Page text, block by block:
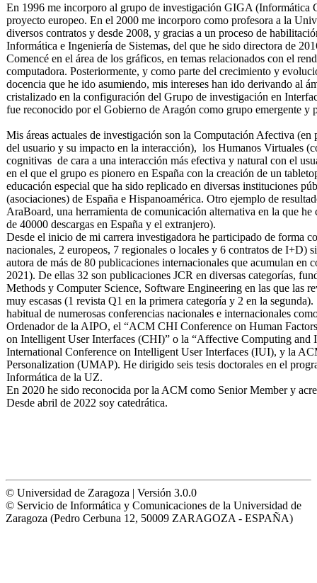
En 1996 me incorporo al grupo de investigación GIGA (Informática
proyecto europeo. En el 2000 me incorporo como profesora a la
diversos contratos y desde 2008, y gracias a un proceso de
Informática e Ingeniería de Sistemas, del que he sido directora de
Comencé en el área de los gráficos, en temas relacionados con el
computadora. Posteriormente, y como parte del crecimiento y
docencia que he ido asumiendo, mis intereses han ido derivando al
cristalizado en la configuración del Grupo de investigación en
fue reconocido por el Gobierno de Aragón como grupo emergente y
Mis áreas actuales de investigación son la Computación Afectiva
del usuario y su impacto en la interacción), los Humanos Virtuales
cognitivas de cara a una interacción más efectiva y natural con el
en el que el grupo es pionero en España con la creación de un
educación especial que ha sido replicado en diversas instituciones
(asociaciones) de España e Hispanoamérica. Otro ejemplo de
AraBoard, una herramienta de comunicación alternativa en la que
de 40000 descargas en España y el extranjero).
Desde el inicio de mi carrera investigadora he participado de forma
nacionales, 2 europeos, 7 regionales o locales y 6 contratos de I+D)
autora de más de 80 publicaciones internacionales que acumulan en
2021). De ellas 32 son publicaciones JCR en diversas categorías,
Methods y Computer Science, Software Engineering en las que las
muy escasas (1 revista Q1 en la primera categoría y 2 en la
habitual de numerosas conferencias nacionales e internacionales
Ordenador de la AIPO, el “ACM CHI Conference on Human
on Intelligent User Interfaces (CHI)” o la “Affective Computing
International Conference on Intelligent User Interfaces (IUI), y la
Personalization (UMAP). He dirigido seis tesis doctorales en el
Informática de la UZ.
En 2020 he sido reconocida por la ACM como Senior Member y
Desde abril de 2022 soy catedrática.
© Universidad de Zaragoza | Versión 3.0.0
© Servicio de Informática y Comunicaciones de la Universidad de
Zaragoza (Pedro Cerbuna 12, 50009 ZARAGOZA - ESPAÑA)